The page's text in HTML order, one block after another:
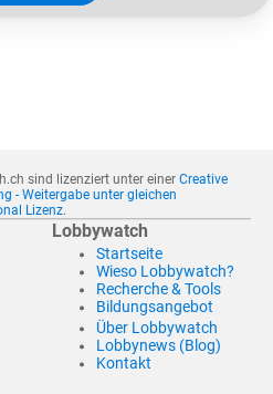
sind lizenziert unter einer Creative
- Weitergabe unter gleichen
Lizenz.
Lobbywatch
Startseite
Wieso Lobbywatch?
Recherche & Tools
Bildungsangebot
Über Lobbywatch
Lobbynews (Blog)
Kontakt